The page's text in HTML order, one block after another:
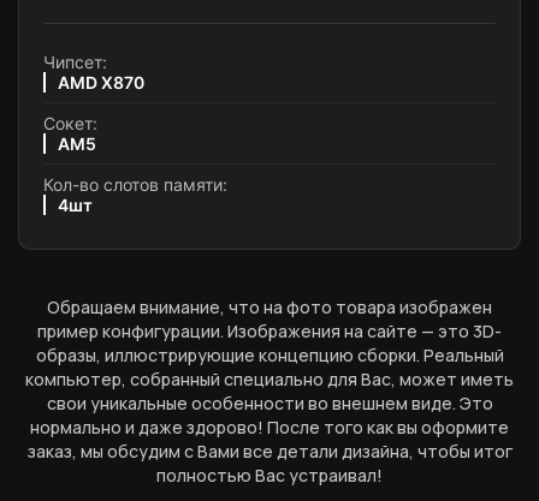
Чипсет:
AMD X870
Сокет:
AM5
Кол-во слотов памяти:
4шт
Обращаем внимание, что на фото товара изображен
пример конфигурации. Изображения на сайте — это 3D-
образы, иллюстрирующие концепцию сборки. Реальный
компьютер, собранный специально для Вас, может иметь
свои уникальные особенности во внешнем виде. Это
нормально и даже здорово! После того как вы оформите
заказ, мы обсудим с Вами все детали дизайна, чтобы итог
полностью Вас устраивал!